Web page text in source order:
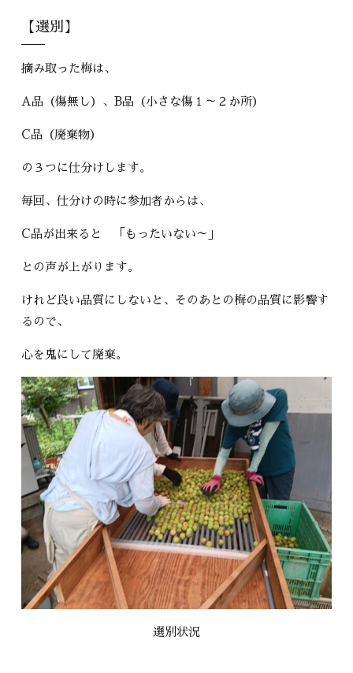
【選別】
摘み取った梅は、
A品（傷無し）、B品（小さな傷１～２か所）
C品（廃棄物）
の３つに仕分けします。
毎回、仕分けの時に参加者からは、
C品が出来ると 「もったいない～」
との声が上がります。
けれど良い品質にしないと、そのあとの梅の品質に影響す
るので、
心を鬼にして廃棄。
選別状況